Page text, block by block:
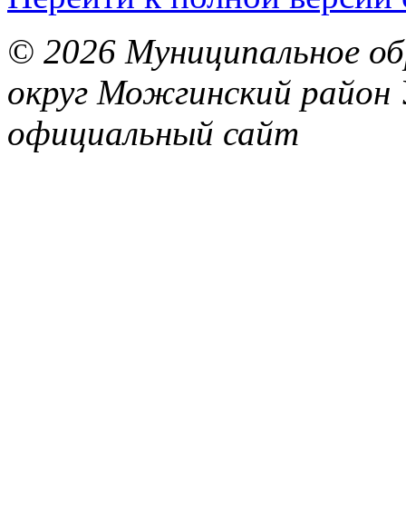
© 2026 Муниципальное
округ Можгинский район
официальный сайт